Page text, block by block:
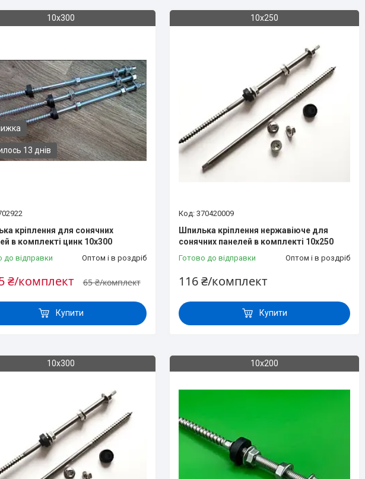
10х300
13 днів
кріплення для сонячних
в комплекті цинк 10х300
до відправки Оптом і в роздріб
65 ₴/комплект
₴/комплект
Купити
10х250
370420009
Шпилька кріплення нержавіюче для
сонячних панелей в комплекті 10х250
Готово до відправки Оптом і в роздріб
116 ₴/комплект
Купити
10х300 10х200